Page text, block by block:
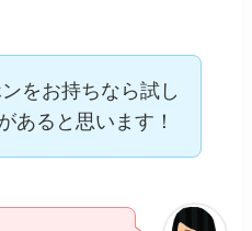
をお持ちなら試し
あると思います！